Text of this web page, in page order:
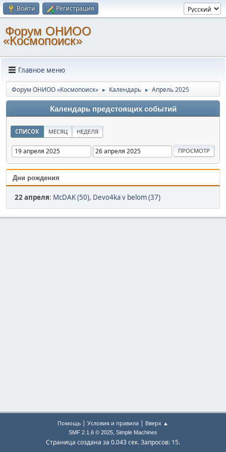
Войти Регистрация
Форум ОНИОО
«Космопоиск»
Главное меню
Форум ОНИОО «Космопоиск» ► Календарь ► Апрель 2025
Календарь предстоящих событий
СПИСОК МЕСЯЦ НЕДЕЛЯ
Дни рождения
22 апреля: McDAK (50), Devo4ka v belom (37)
Помощь | Условия и правила | Вверх ▲
SMF 2.1.6 © 2025, Simple Machines
Страница создана за 0.043 сек. Запросов: 15.